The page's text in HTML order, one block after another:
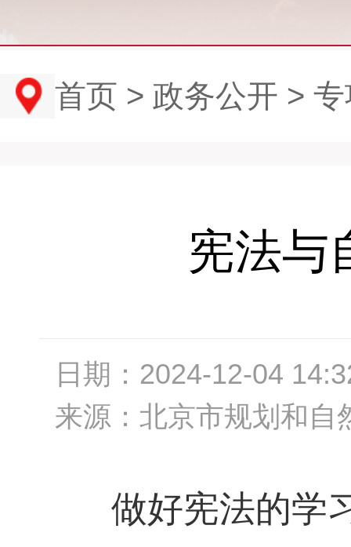
首页 > 政务公开 >
宪法与
日期： 2024-12-04
来源： 北京市规划和自
做好宪法的学